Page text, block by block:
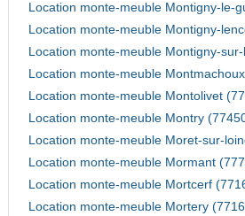
Location monte-meuble Montigny-le-
Location monte-meuble Montigny-
Location monte-meuble Montigny-
Location monte-meuble
Location monte-meuble Montolivet
Location monte-meuble Montry
Location monte-meuble Moret-sur-
Location monte-meuble Mormant
Location monte-meuble Mortcerf
Location monte-meuble Mortery